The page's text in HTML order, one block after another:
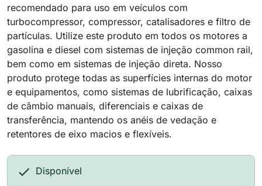
recomendado para uso em veículos com
turbocompressor, compressor, catalisadores e filtro de
partículas. Utilize este produto em todos os motores a
gasolina e diesel com sistemas de injeção common rail,
bem como em sistemas de injeção direta. Nosso
produto protege todas as superfícies internas do motor
e equipamentos, como sistemas de lubrificação, caixas
de câmbio manuais, diferenciais e caixas de
transferência, mantendo os anéis de vedação e
retentores de eixo macios e flexíveis.
 Disponível